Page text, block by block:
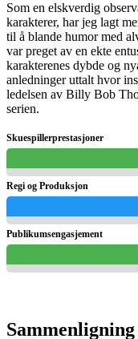
Som en elskverdig
karakterer, har jeg lagt
til å blande humor med
var preget av en ekte
karakterenes dybde og
anledninger uttalt hvor
ledelsen av Billy Bob
serien.
Skuespillerprestasjoner
Regi og Produksjon
Publikumsengasjement